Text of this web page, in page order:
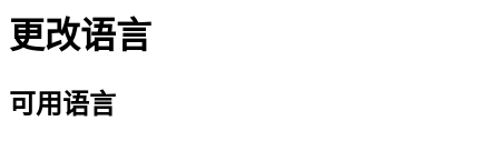
更改语言
可用语言